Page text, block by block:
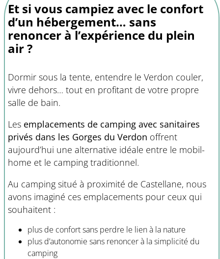
Et si vous campiez avec le confort
d’un hébergement… sans
renoncer à l’expérience du plein
air ?
Dormir sous la tente, entendre le Verdon couler,
vivre dehors… tout en profitant de votre propre
salle de bain.
Les emplacements de camping avec sanitaires
privés dans les Gorges du Verdon offrent
aujourd’hui une alternative idéale entre le mobil-
home et le camping traditionnel.
Au camping situé à proximité de Castellane, nous
avons imaginé ces emplacements pour ceux qui
souhaitent :
plus de confort sans perdre le lien à la nature
plus d’autonomie sans renoncer à la simplicité du
camping